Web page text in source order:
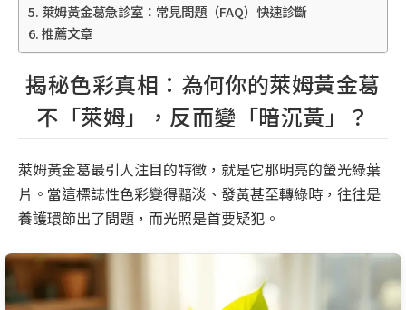
萊姆黃金葛急診室：常見問題（FAQ）快速診斷
推薦文章
揭秘色彩真相：為何你的萊姆黃金葛
不「萊姆」，反而變「暗沉黃」？
萊姆黃金葛最引人注目的特徵，就是它那明亮的螢光綠葉
片。當這標誌性色彩變得黯淡、發黃甚至轉綠時，往往是
養護環節出了問題，而光照是首要疑犯。